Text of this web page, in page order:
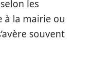
les
à la mairie ou
souvent